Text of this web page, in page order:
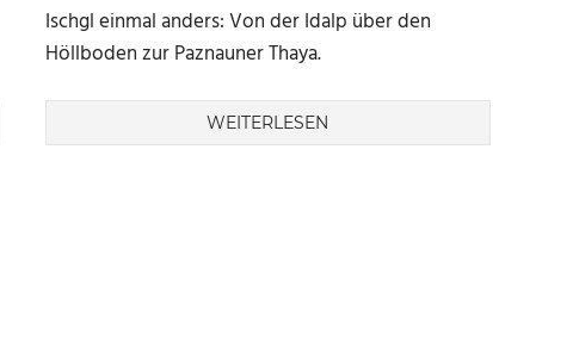
Ischgl einmal anders: Von der Idalp über den
Höllboden zur Paznauner Thaya.
WEITERLESEN